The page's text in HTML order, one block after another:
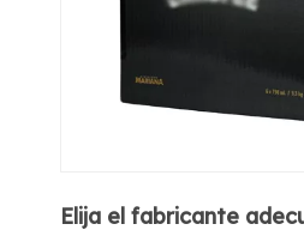
Elija el fabricante